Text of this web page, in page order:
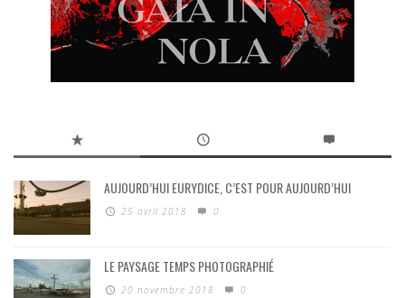
AUJOURD’HUI EURYDICE, C’EST POUR AUJOURD’HUI
25 avril 2018 0
LE PAYSAGE TEMPS PHOTOGRAPHIÉ
20 novembre 2018 0